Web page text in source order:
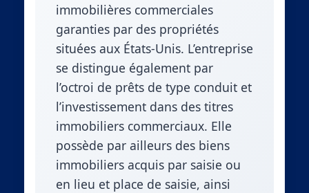
immobilières commerciales
garanties par des propriétés
situées aux États-Unis. L’entreprise
se distingue également par
l’octroi de prêts de type conduit et
l’investissement dans des titres
immobiliers commerciaux. Elle
possède par ailleurs des biens
immobiliers acquis par saisie ou
en lieu et place de saisie, ainsi